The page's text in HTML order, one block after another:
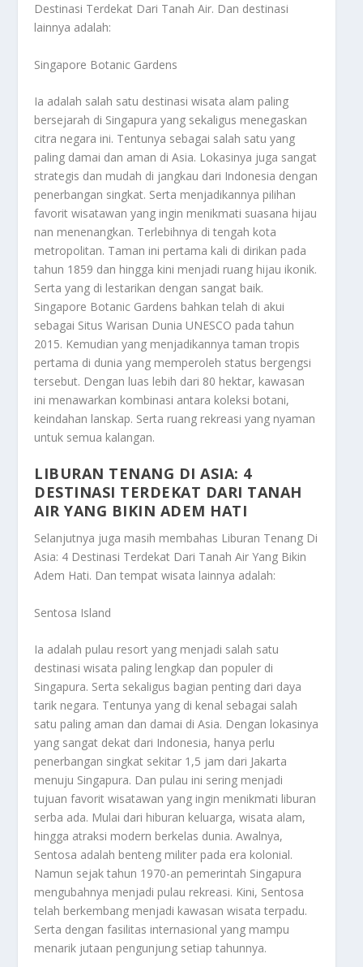
Destinasi Terdekat Dari Tanah Air. Dan destinasi
lainnya adalah:
Singapore Botanic Gardens
Ia adalah salah satu destinasi wisata alam paling
bersejarah di Singapura yang sekaligus menegaskan
citra negara ini. Tentunya sebagai salah satu yang
paling damai dan aman di Asia. Lokasinya juga sangat
strategis dan mudah di jangkau dari Indonesia dengan
penerbangan singkat. Serta menjadikannya pilihan
favorit wisatawan yang ingin menikmati suasana hijau
nan menenangkan. Terlebihnya di tengah kota
metropolitan. Taman ini pertama kali di dirikan pada
tahun 1859 dan hingga kini menjadi ruang hijau ikonik.
Serta yang di lestarikan dengan sangat baik.
Singapore Botanic Gardens bahkan telah di akui
sebagai Situs Warisan Dunia UNESCO pada tahun
2015. Kemudian yang menjadikannya taman tropis
pertama di dunia yang memperoleh status bergengsi
tersebut. Dengan luas lebih dari 80 hektar, kawasan
ini menawarkan kombinasi antara koleksi botani,
keindahan lanskap. Serta ruang rekreasi yang nyaman
untuk semua kalangan.
LIBURAN TENANG DI ASIA: 4
DESTINASI TERDEKAT DARI TANAH
AIR YANG BIKIN ADEM HATI
Selanjutnya juga masih membahas Liburan Tenang Di
Asia: 4 Destinasi Terdekat Dari Tanah Air Yang Bikin
Adem Hati. Dan tempat wisata lainnya adalah:
Sentosa Island
Ia adalah pulau resort yang menjadi salah satu
destinasi wisata paling lengkap dan populer di
Singapura. Serta sekaligus bagian penting dari daya
tarik negara. Tentunya yang di kenal sebagai salah
satu paling aman dan damai di Asia. Dengan lokasinya
yang sangat dekat dari Indonesia, hanya perlu
penerbangan singkat sekitar 1,5 jam dari Jakarta
menuju Singapura. Dan pulau ini sering menjadi
tujuan favorit wisatawan yang ingin menikmati liburan
serba ada. Mulai dari hiburan keluarga, wisata alam,
hingga atraksi modern berkelas dunia. Awalnya,
Sentosa adalah benteng militer pada era kolonial.
Namun sejak tahun 1970-an pemerintah Singapura
mengubahnya menjadi pulau rekreasi. Kini, Sentosa
telah berkembang menjadi kawasan wisata terpadu.
Serta dengan fasilitas internasional yang mampu
menarik jutaan pengunjung setiap tahunnya.